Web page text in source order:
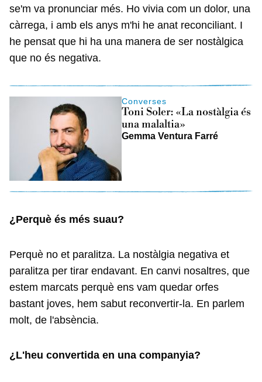
se'm va pronunciar més. Ho vivia com un dolor, una
càrrega, i amb els anys m'hi he anat reconciliant. I
he pensat que hi ha una manera de ser nostàlgica
que no és negativa.
Converses
Toni Soler: «La nostàlgia és
una malaltia»
Gemma Ventura Farré
¿Perquè és més suau?
Perquè no et paralitza. La nostàlgia negativa et
paralitza per tirar endavant. En canvi nosaltres, que
estem marcats perquè ens vam quedar orfes
bastant joves, hem sabut reconvertir-la. En parlem
molt, de l'absència.
¿L'heu convertida en una companyia?